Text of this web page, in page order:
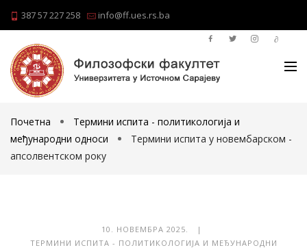
387 57 227 258 info@ff.ues.rs.ba
Почетна
Термини испита - политикологија и
међународни односи
Термини испита у новембарском -
апсолвентском року
10. НОВЕМБРА 2025. |
ТЕРМИНИ ИСПИТА - ПОЛИТИКОЛОГИЈА И МЕЂУНАРОДНИ